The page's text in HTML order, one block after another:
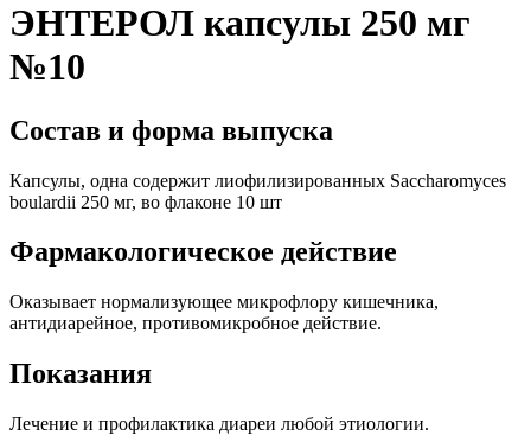
ЭНТЕРОЛ капсулы 250 мг
№10
Состав и форма выпуска
Капсулы, одна содержит лиофилизированных Saccharomyces
boulardii 250 мг, во флаконе 10 шт
Фармакологическое действие
Оказывает нормализующее микрофлору кишечника,
антидиарейное, противомикробное действие.
Показания
Лечение и профилактика диареи любой этиологии.